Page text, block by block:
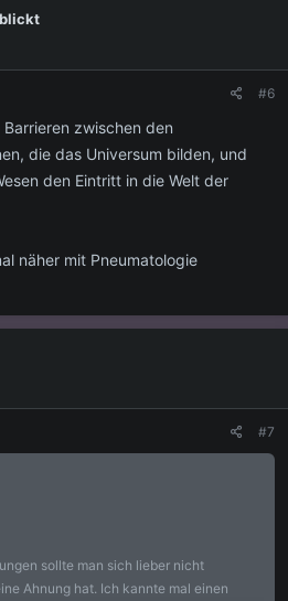
#6
zwischen den
die das Universum bilden, und
den Eintritt in die Welt der
näher mit Pneumatologie
#7
sollte man sich lieber nicht
Ahnung hat. Ich kannte mal einen